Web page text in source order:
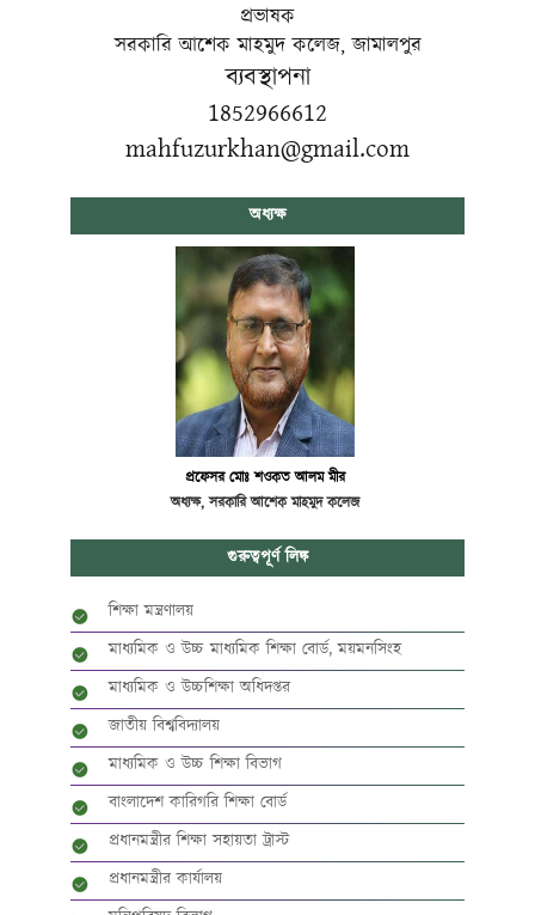
প্রভাষক
সরকারি আশেক মাহমুদ কলেজ, জামালপুর
ব্যবস্থাপনা
1852966612
mahfuzurkhan@gmail.com
অধ্যক্ষ
প্রফেসর মোঃ শওকত আলম মীর
অধ্যক্ষ, সরকারি আশেক মাহমুদ কলেজ
গুরুত্বপূর্ণ লিঙ্ক
শিক্ষা মন্ত্রণালয়
মাধ্যমিক ও উচ্চ মাধ্যমিক শিক্ষা বোর্ড, ময়মনসিংহ
মাধ্যমিক ও উচ্চশিক্ষা অধিদপ্তর
জাতীয় বিশ্ববিদ্যালয়
মাধ্যমিক ও উচ্চ শিক্ষা বিভাগ
বাংলাদেশ কারিগরি শিক্ষা বোর্ড
প্রধানমন্ত্রীর শিক্ষা সহায়তা ট্রাস্ট
প্রধানমন্ত্রীর কার্যালয়